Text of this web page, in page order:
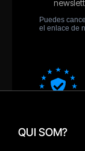
QUI SOM?